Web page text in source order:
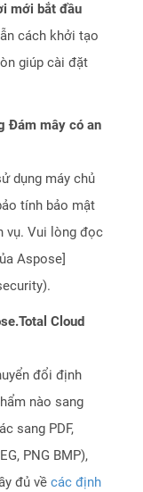
mới bắt đầu
cách khởi tạo
giúp cài đặt
Đám mây có an
dụng máy chủ
tính bảo mật
vụ. Vui lòng đọc
Aspose]
Cloud
đổi định
nào sang
sang PDF,
PNG BMP),
đủ về các định